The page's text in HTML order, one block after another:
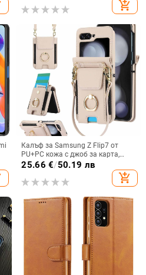
имитационна кожа, прецизнаadd_shopping_cart
Калъф за Samsung Z Flip7 от
PU+PC кожа с джоб за карта,
пръстен за държане, еластичен
държач за карти и кръстосана
презрамка
25.66 €/50.19 лв
add_shopping_cart